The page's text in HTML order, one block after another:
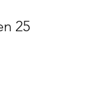
25